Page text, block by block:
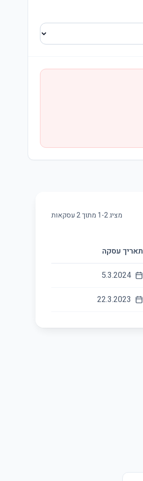
מציג 1-2 מתוך2עסקאות
תאריך עסקה
5.3.2024
22.3.2023